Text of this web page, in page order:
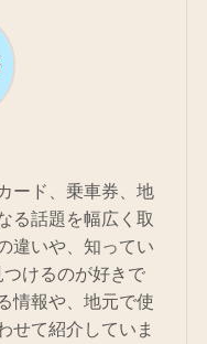
ード、乗車券、地
る話題を幅広く取
違いや、知ってい
けるのが好きで
情報や、地元で使
せて紹介していま